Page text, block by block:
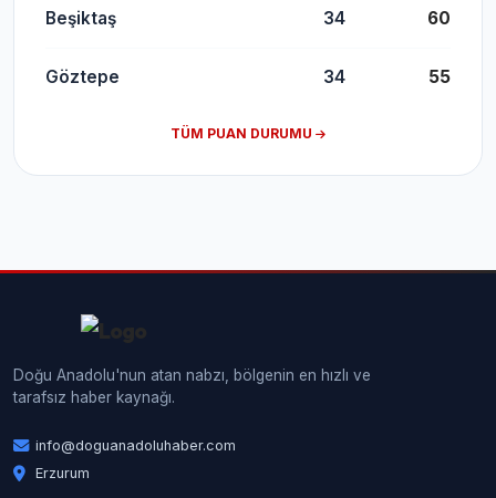
Beşiktaş 34 60
Göztepe 34 55
TÜM PUAN DURUMU
Doğu Anadolu'nun atan nabzı, bölgenin en hızlı ve
tarafsız haber kaynağı.
info@doguanadoluhaber.com
Erzurum